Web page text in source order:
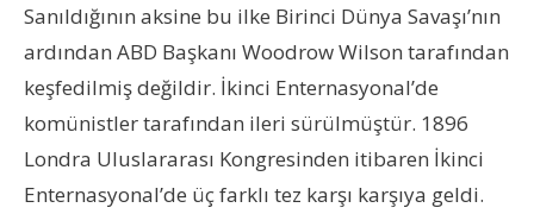
Sanıldığının aksine bu ilke Birinci Dünya Savaşı’nın
ardından ABD Başkanı Woodrow Wilson tarafından
keşfedilmiş değildir. İkinci Enternasyonal’de
komünistler tarafından ileri sürülmüştür. 1896
Londra Uluslararası Kongresinden itibaren İkinci
Enternasyonal’de üç farklı tez karşı karşıya geldi.